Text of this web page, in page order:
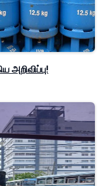
அறிவிப்பு!